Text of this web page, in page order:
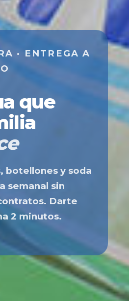
· ENTREGA A
que
botellones y soda
semanal sin
Darte
2 minutos.